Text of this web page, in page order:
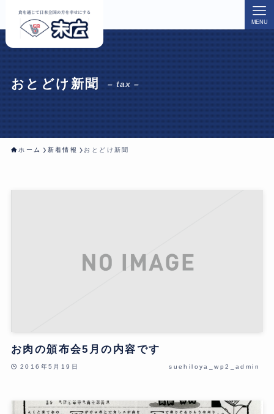
MENU
おとどけ新聞 – tax –
ホーム 新着情報 おとどけ新聞
お肉の頒布会5月の内容です
2016年5月19日 suehiloya_wp2_admin